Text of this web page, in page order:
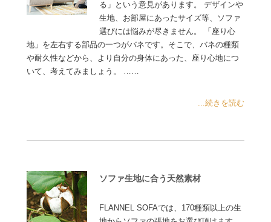
る」という意見があります。 デザインや
生地、お部屋にあったサイズ等、ソファ
選びには悩みが尽きません。 「座り心
地」を左右する部品の一つがバネです。そこで、バネの種類
や耐久性などから、より自分の身体にあった、座り心地につ
いて、考えてみましょう。 ……
...続きを読む
ソファ生地に合う天然素材
FLANNEL SOFAでは、170種類以上の生